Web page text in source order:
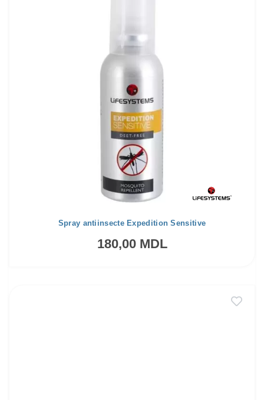
Spray antiinsecte Expedition Sensitive
180,00 MDL